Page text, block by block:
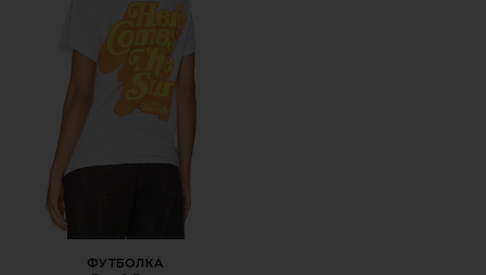
ФУТБОЛКА